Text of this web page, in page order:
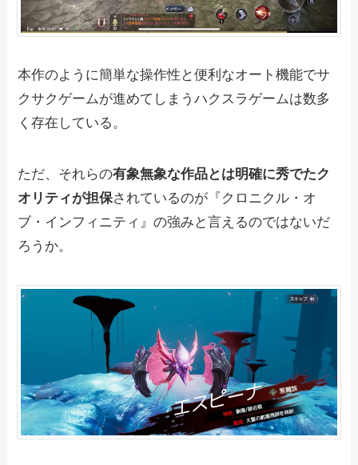
本作のように簡単な操作性と便利なオート機能でサ
クサクゲームが進めてしまうハクスラゲームは数多
く存在している。
ただ、それらの有象無象な作品とは明確に秀でたク
オリティが担保されているのが『クロニクル・オ
ブ・インフィニティ』の強みと言えるのではないだ
ろうか。